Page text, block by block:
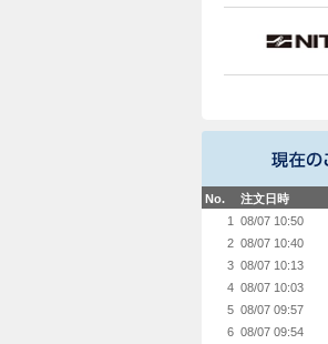
No. 注文日時
1
08/07 10:50
2 08/07 10:40
3 08/07 10:13
4 08/07 10:03
5 08/07 09:57
6 08/07 09:54